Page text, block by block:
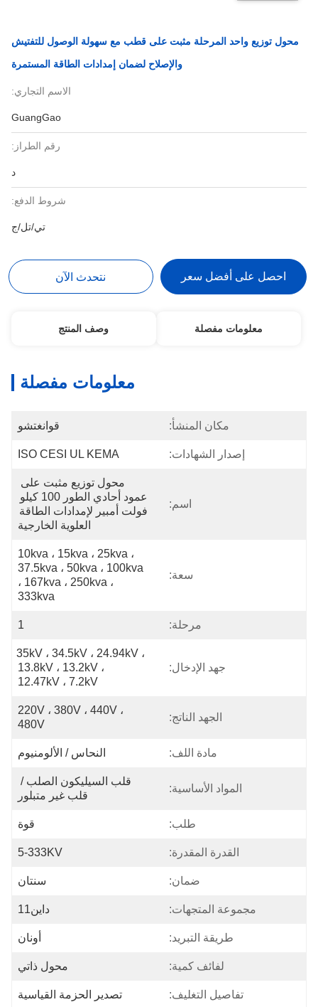
محول توزيع واحد المرحلة مثبت على قطب مع سهولة الوصول للتفتيش
والإصلاح لضمان إمدادات الطاقة المستمرة
الاسم التجاري:
GuangGao
رقم الطراز:
د
شروط الدفع:
تي/تل/ج
احصل على أفضل سعر نتحدث الآن
معلومات مفصلة وصف المنتج
معلومات مفصلة
مكان المنشأ: قوانغتشو
إصدار الشهادات: ISO CESI UL KEMA
اسم:
العلوية الخارجية
سعة:
10kva ، 15kva ، 25kva ،
37.5kva ، 50kva ، 100kva
، 167kva ، 250kva ،
333kva
مرحلة: 1
جهد الإدخال:
35kV ، 34.5kV ، 24.94kV ،
13.8kV ، 13.2kV ،
12.47kV ، 7.2kV
الجهد الناتج:
220V ، 380V ، 440V ،
480V
مادة اللف: النحاس / الألومنيوم
المواد الأساسية:
قلب غير متبلور
طلب: قوة
القدرة المقدرة: 5-333KV
ضمان: سنتان
مجموعة المتجهات: داين11
طريقة التبريد: أونان
لفائف كمية: محول ذاتي
تفاصيل التغليف: تصدير الحزمة القياسية